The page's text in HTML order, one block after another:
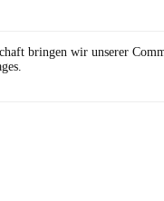
bringen wir unserer